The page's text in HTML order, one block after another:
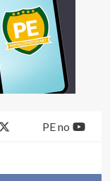
PE no